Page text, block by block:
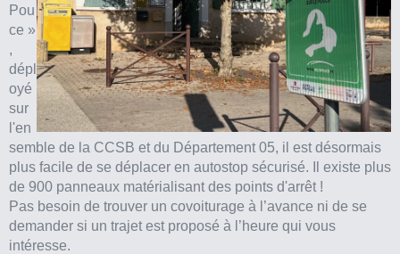
Pou
ce »
,
dépl
oyé
sur
l'en
semble de la CCSB et du Département 05, il est désormais
plus facile de se déplacer en autostop sécurisé. Il existe plus
de 900 panneaux matérialisant des points d'arrêt !
Pas besoin de trouver un covoiturage à l’avance ni de se
demander si un trajet est proposé à l’heure qui vous
intéresse.